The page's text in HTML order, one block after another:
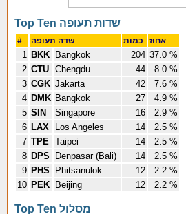
Top Ten שדות תעופה
#
1 BKK Bangkok 204 37.0 %
2 CTU Chengdu 44
8.0 %
3 CGK Jakarta 42
7.6 %
4 DMK Bangkok 27
4.9 %
5 SIN Singapore 16
2.9 %
6 LAX Los Angeles 14
2.5 %
7 TPE Taipei 14
2.5 %
8 DPS Denpasar (Bali) 14
2.5 %
9 PHS Phitsanulok 12
2.2 %
10 PEK Beijing 12 2.2 %
Top Ten מסלול